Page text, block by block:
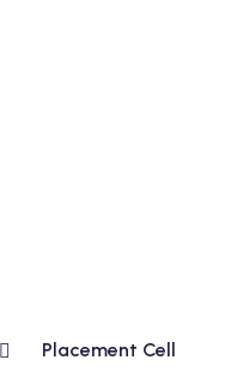
Placement Cell